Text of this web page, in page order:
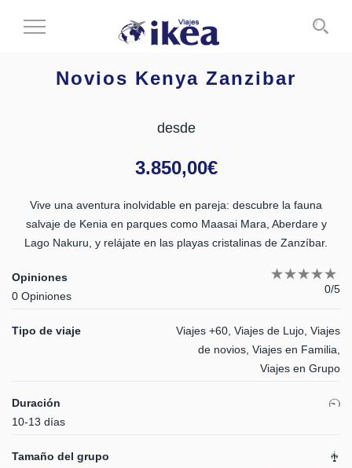
Cambiar
Novios Kenya Zanzibar
desde
3.850,00€
Vive una aventura inolvidable en pareja: descubre la fauna
salvaje de Kenia en parques como Maasai Mara, Aberdare y
Lago Nakuru, y relájate en las playas cristalinas de Zanzíbar.
Opiniones
0 Opiniones
0/5
Tipo de viaje
Viajes +60, Viajes de Lujo, Viajes
de novios, Viajes en Familia,
Viajes en Grupo
Duración
10-13 días
Tamaño del grupo